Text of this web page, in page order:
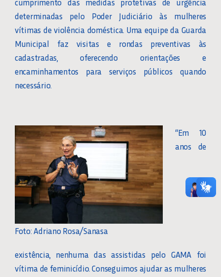
determinadas pelo Poder Judiciário às mulheres
vítimas de violência doméstica. Uma equipe da Guarda
Municipal faz visitas e rondas preventivas às
cadastradas, oferecendo orientações e
encaminhamentos para serviços públicos quando
necessário.
Foto: Adriano Rosa/Sanasa
“Em 10
anos de
existência, nenhuma das assistidas pelo GAMA foi
vítima de feminicídio. Conseguimos ajudar as mulheres